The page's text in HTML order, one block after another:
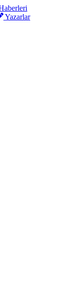
Yazarlar